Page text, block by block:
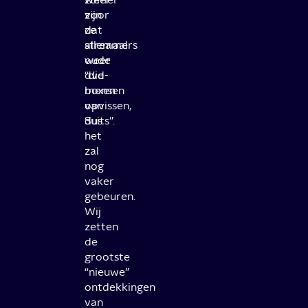
voor
dat
streamers
oude
dvd-
boxen
opvissen,
dus
het
zal
nog
vaker
gebeuren.
Wij
zetten
de
grootste
“nieuwe”
ontdekkingen
van
zijn
ze
allemaal
weer
“die
mensen
van
Suits”.